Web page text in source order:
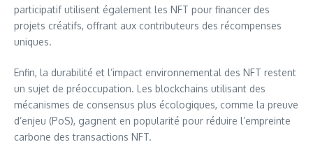
participatif utilisent également les NFT pour financer des
projets créatifs, offrant aux contributeurs des récompenses
uniques.
Enfin, la durabilité et l’impact environnemental des NFT restent
un sujet de préoccupation. Les blockchains utilisant des
mécanismes de consensus plus écologiques, comme la preuve
d’enjeu (PoS), gagnent en popularité pour réduire l’empreinte
carbone des transactions NFT.